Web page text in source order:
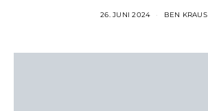
26. JUNI 2024 BEN KRAUS